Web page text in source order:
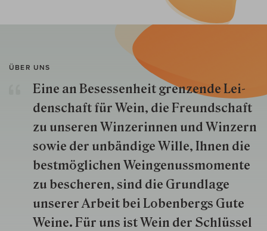
ÜBER UNS
Eine an Besessenheit gren­zende Lei­
den­schaft für Wein, die Freund­schaft
zu unseren Win­zer­innen und Win­zern
so­wie der un­bän­dige Wille, Ihnen die
best­mög­lich­en Wein­genuss­momente
zu besche­ren, sind die Grund­lage
unserer Arbeit bei Lobenbergs Gute
Weine. Für uns ist Wein der Schlüs­sel